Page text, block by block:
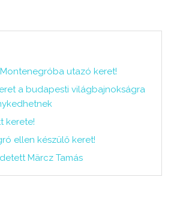
utazó keret!
a budapesti világbajnokságra
kerete!
ellen készülő keret!
Märcz Tamás